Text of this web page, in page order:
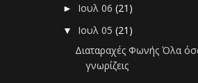
► Ιουλ 06(21)
▼ Ιουλ 05(21)
Διαταραχές Φωνής Όλα
γνωρίζεις